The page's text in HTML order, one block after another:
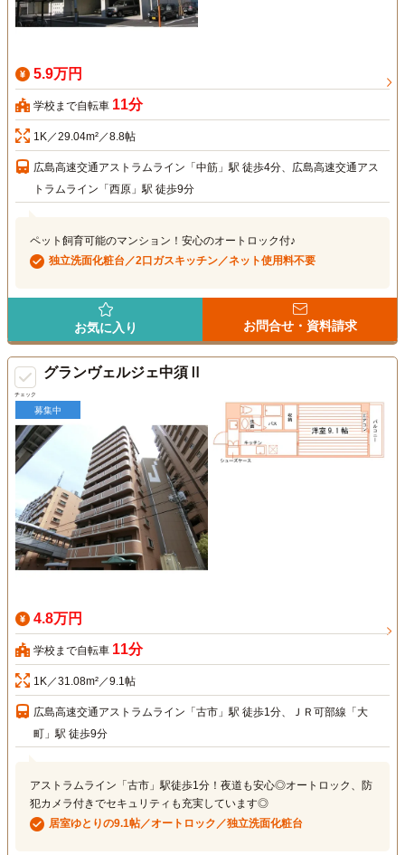
5.9万円
学校まで自転車 11分
1K／29.04m²／8.8帖
広島高速交通アストラムライン「中筋」駅 徒歩4分、広島高速交通アス
トラムライン「西原」駅 徒歩9分
ペット飼育可能のマンション！安心のオートロック付♪
独立洗面化粧台／2口ガスキッチン／ネット使用料不要
お気に入り お問合せ・資料請求
チェック
グランヴェルジェ中須Ⅱ
募集中
4.8万円
学校まで自転車 11分
1K／31.08m²／9.1帖
広島高速交通アストラムライン「古市」駅 徒歩1分、ＪＲ可部線「大
町」駅 徒歩9分
アストラムライン「古市」駅徒歩1分！夜道も安心◎オートロック、防
犯カメラ付きでセキュリティも充実しています◎
居室ゆとりの9.1帖／オートロック／独立洗面化粧台